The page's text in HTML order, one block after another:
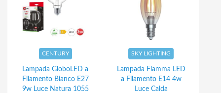
CENTURY
Lampada GloboLED a
Filamento Bianco E27
9w Luce Natura 1055
SKY LIGHTING
Lampada Fiamma LED
a Filamento E14 4w
Luce Calda